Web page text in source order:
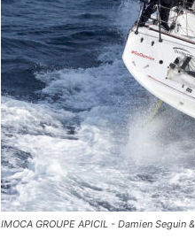
IMOCA GROUPE APICIL - Damien Seguin